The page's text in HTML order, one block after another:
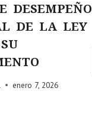
DESEMPEÑO
DE LA LEY
enero 7, 2026